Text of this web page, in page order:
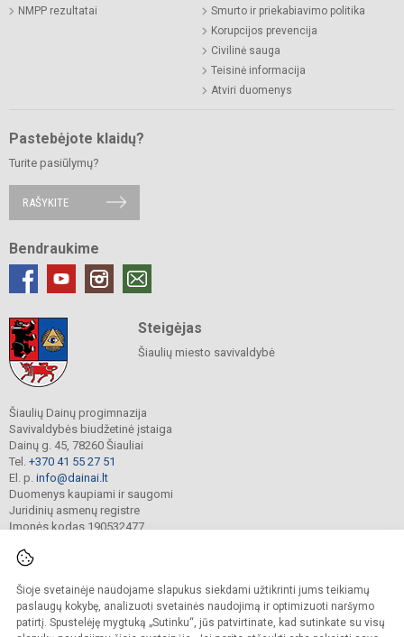
Šioje svetainėje naudojame slapukus siekdami užtikrinti jums teikiamų
paslaugų kokybę, analizuoti svetainės naudojimą ir optimizuoti naršymo
patirtį. Spustelėję mygtuką „Sutinku“, jūs patvirtinate, kad sutinkate su visų
NMPP rezultatai
Smurto ir priekabiavimo politika
Korupcijos prevencija
Civilinė sauga
Teisinė informacija
Atviri duomenys
Pastebėjote klaidų?
Turite pasiūlymų?
RAŠYKITE
Bendraukime
Steigėjas
Šiaulių miesto savivaldybė
Šiaulių Dainų progimnazija
Savivaldybės biudžetinė įstaiga
Dainų g. 45, 78260 Šiauliai
Tel. +370 41 55 27 51
El. p. info@dainai.lt
Duomenys kaupiami ir saugomi
Juridinių asmenų registre
Įmonės kodas 190532477
© 2023. Šiaulių Dainų progimnazija. Visos teisės saugomos.
Kopijuoti turinį be raštiško gimnazijos sutikimo griežtai draudžiama.
Prieinamumo paraiška Slapukų politika